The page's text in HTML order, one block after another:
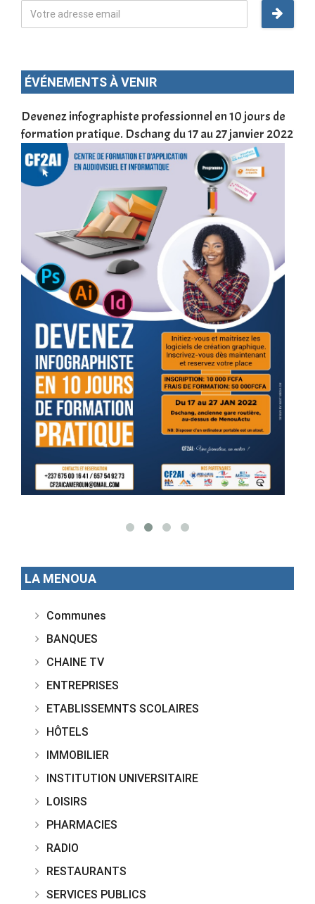
ÉVÉNEMENTS À VENIR
Devenez infographiste professionnel en 10 jours de
formation pratique. Dschang du 17 au 27 janvier 2022
LA MENOUA
Communes
BANQUES
CHAINE TV
ENTREPRISES
ETABLISSEMNTS SCOLAIRES
HÔTELS
IMMOBILIER
INSTITUTION UNIVERSITAIRE
LOISIRS
PHARMACIES
RADIO
RESTAURANTS
SERVICES PUBLICS